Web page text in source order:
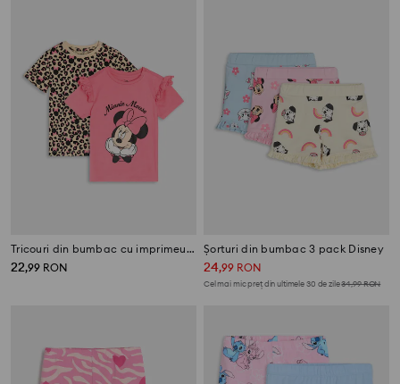
Tricouri din bumbac cu imprimeu 2 pack Minnie Mouse
22,99 RON
Șorturi din bumbac 3 pack Disney
24,99 RON
Cel mai mic preț din ultimele 30 de zile34,99RON